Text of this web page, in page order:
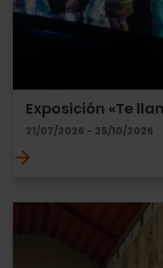
Exposición «Te
21/07/2026 - 25/10/2026